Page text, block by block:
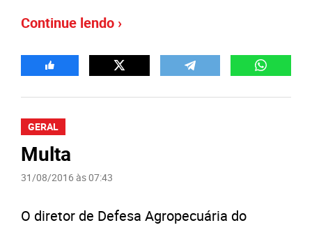
Continue lendo ›
GERAL
Multa
31/08/2016 às 07:43
O diretor de Defesa Agropecuária do